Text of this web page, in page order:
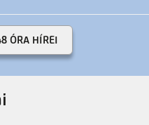
ÓRA HÍREI